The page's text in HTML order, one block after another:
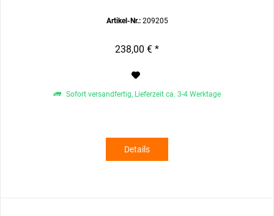
Artikel-Nr.:209205
238,00 € *
Sofort versandfertig, Lieferzeit ca. 3-4 Werktage
Details